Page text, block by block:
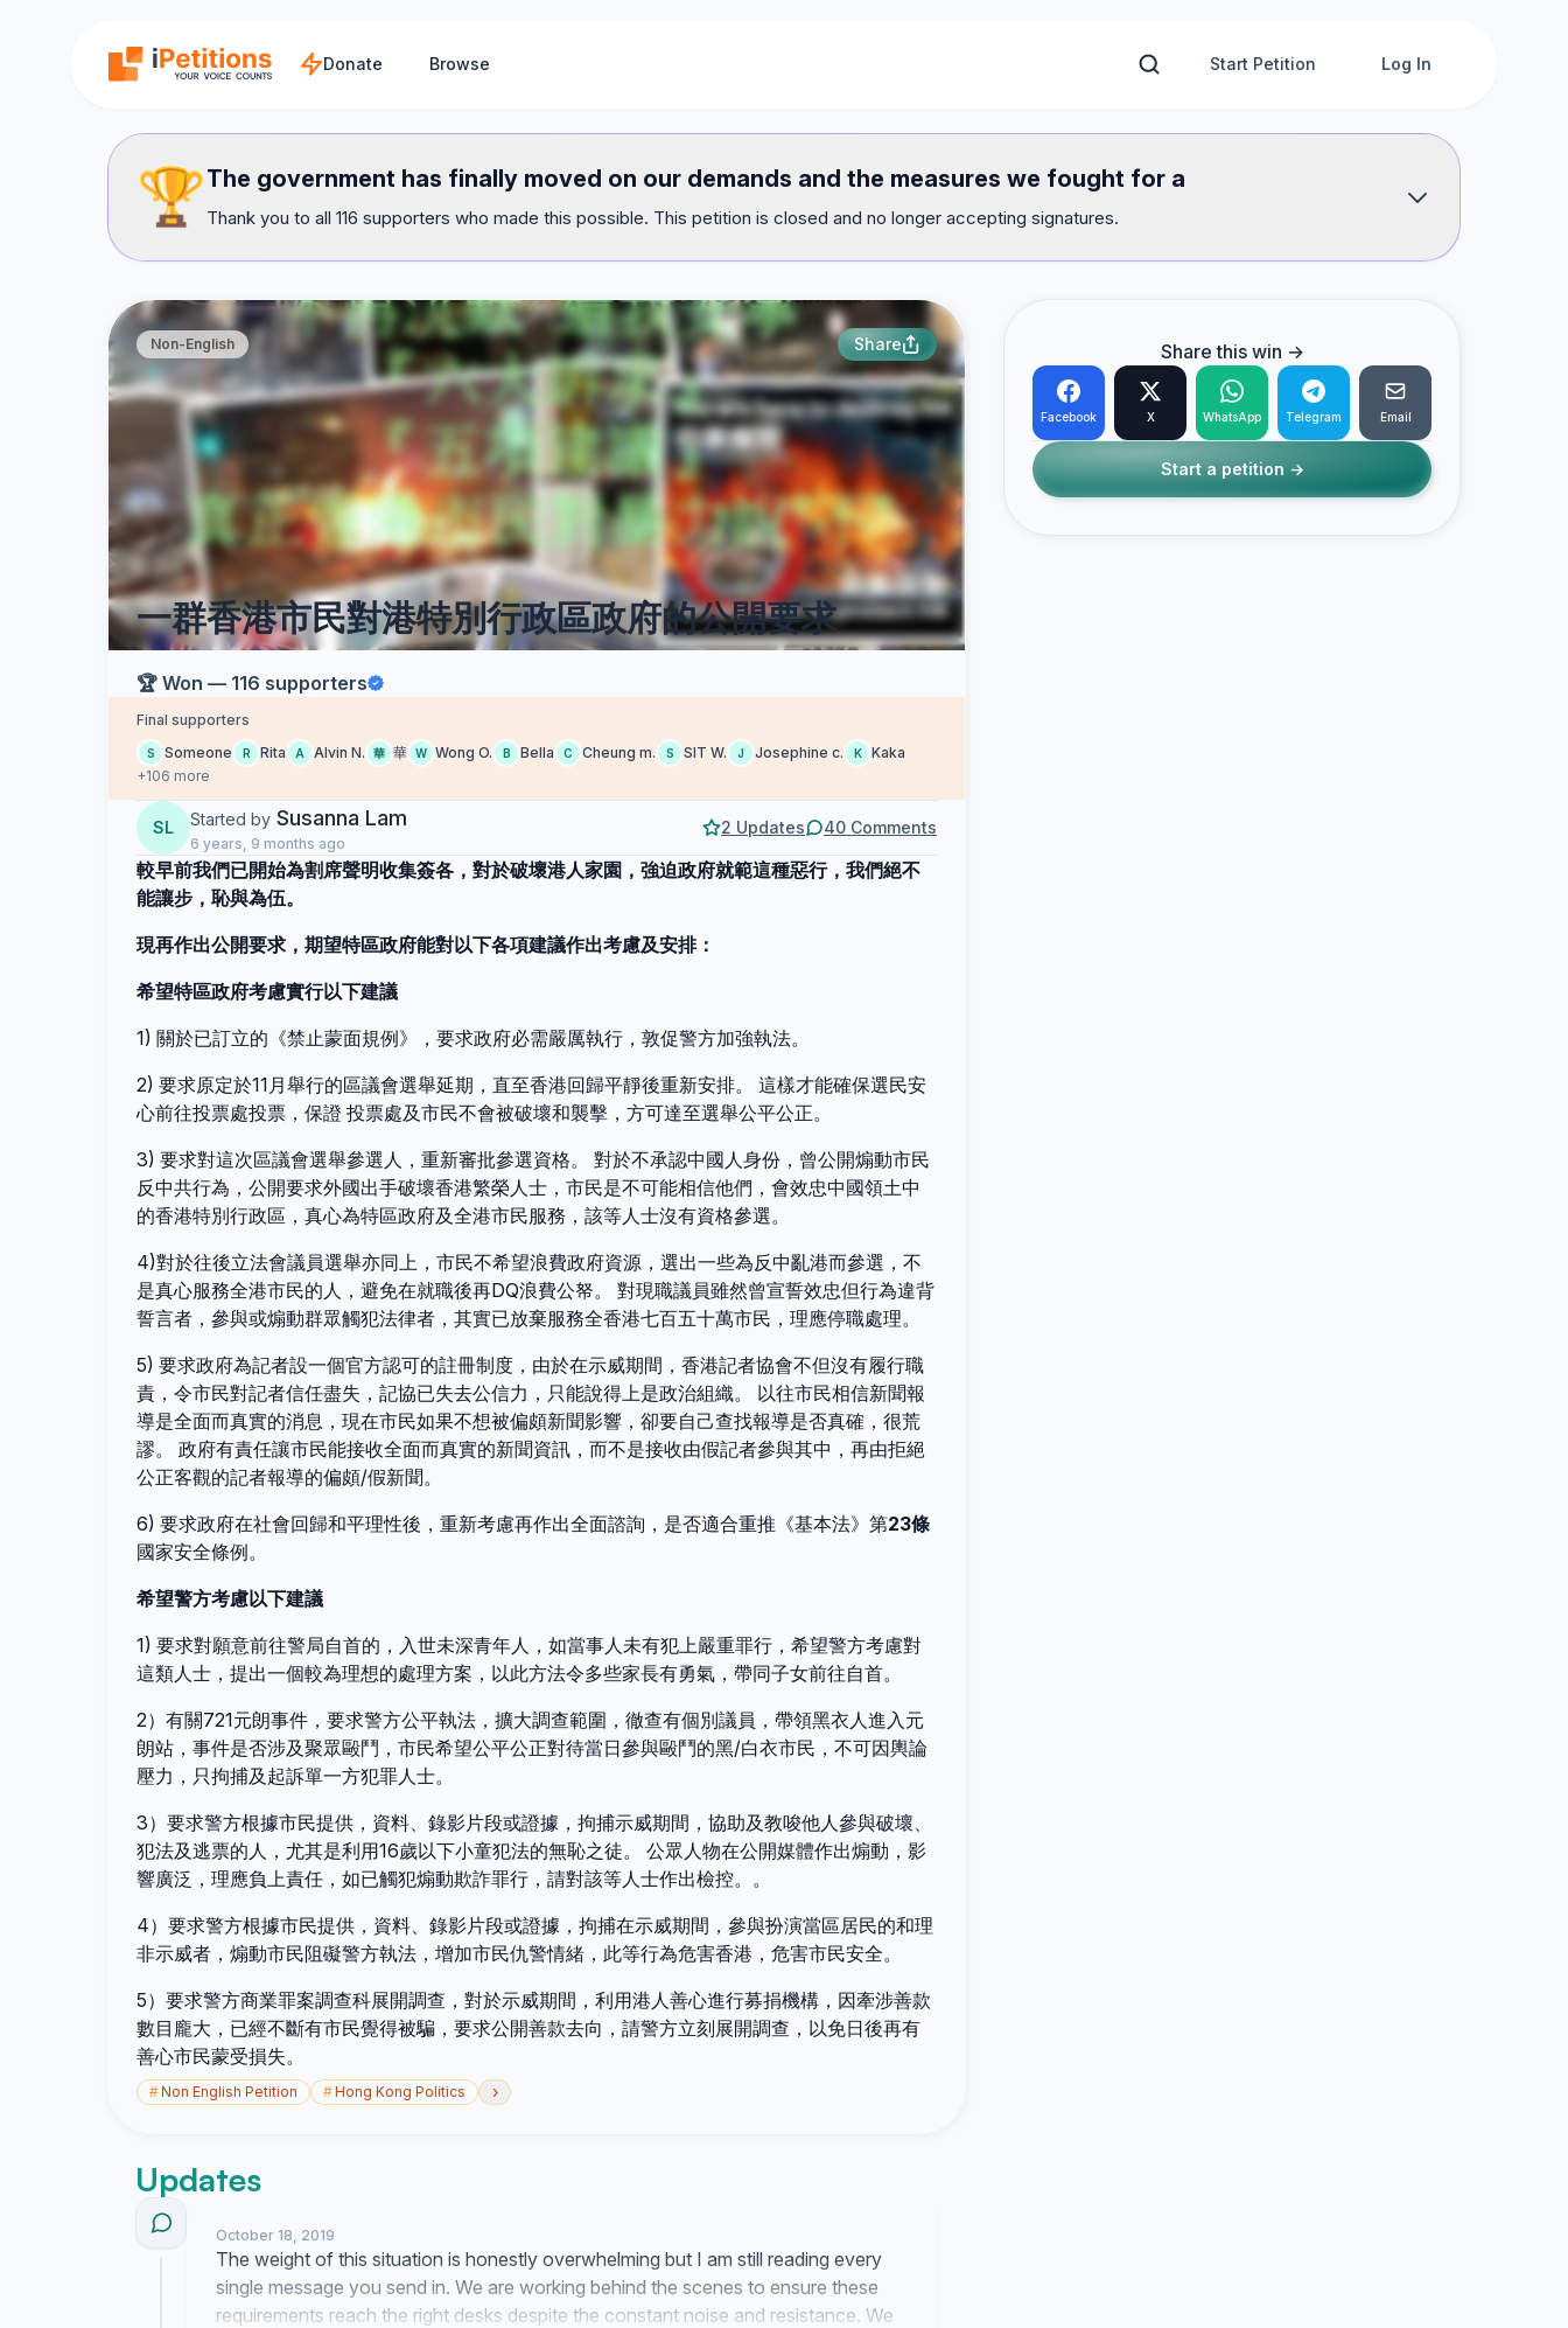
Donate Browse Start Petition Log In
🏆The government has finally moved on our demands and the measures we fought for a
Thank you to all 116 supporters who made this possible. This petition is closed and no longer accepting signatures.
Non-English Share
一群香港市民對港特別行政區政府的公開要求
🏆 Won — 116 supporters
Final supporters
S Someone R Rita A Alvin N. 華 華 W Wong O. B Bella C Cheung m. S SIT W. J Josephine c. K
Kaka
+106 more
SL Started by Susanna Lam
6 years, 9 months ago
2 Updates 40 Comments
較早前我們已開始為割席聲明收集簽各，對於破壞港人家園，強迫政府就範這種惡行，我們絕不
能讓步，恥與為伍。
現再作出公開要求，期望特區政府能對以下各項建議作出考慮及安排：
希望特區政府考慮實行以下建議
1) 關於已訂立的《禁止蒙面規例》，要求政府必需嚴厲執行，敦促警方加強執法。
2) 要求原定於11月舉行的區議會選舉延期，直至香港回歸平靜後重新安排。 這樣才能確保選民安
心前往投票處投票，保證 投票處及市民不會被破壞和襲擊，方可達至選舉公平公正。
3) 要求對這次區議會選舉參選人，重新審批參選資格。 對於不承認中國人身份，曾公開煽動市民
反中共行為，公開要求外國出手破壞香港繁榮人士，市民是不可能相信他們，會效忠中國領土中
的香港特別行政區，真心為特區政府及全港市民服務，該等人士沒有資格參選。
4)對於往後立法會議員選舉亦同上，市民不希望浪費政府資源，選出一些為反中亂港而參選，不
是真心服務全港市民的人，避免在就職後再DQ浪費公帑。 對現職議員雖然曾宣誓效忠但行為違背
誓言者，參與或煽動群眾觸犯法律者，其實已放棄服務全香港七百五十萬市民，理應停職處理。
5) 要求政府為記者設一個官方認可的註冊制度，由於在示威期間，香港記者協會不但沒有履行職
責，令市民對記者信任盡失，記協已失去公信力，只能說得上是政治組織。 以往市民相信新聞報
導是全面而真實的消息，現在市民如果不想被偏頗新聞影響，卻要自己查找報導是否真確，很荒
謬。 政府有責任讓市民能接收全面而真實的新聞資訊，而不是接收由假記者參與其中，再由拒絕
公正客觀的記者報導的偏頗/假新聞。
6) 要求政府在社會回歸和平理性後，重新考慮再作出全面諮詢，是否適合重推《基本法》第23條
國家安全條例。
希望警方考慮以下建議
1) 要求對願意前往警局自首的，入世未深青年人，如當事人未有犯上嚴重罪行，希望警方考慮對
這類人士，提出一個較為理想的處理方案，以此方法令多些家長有勇氣，帶同子女前往自首。
2）有關721元朗事件，要求警方公平執法，擴大調查範圍，徹查有個別議員，帶領黑衣人進入元
朗站，事件是否涉及聚眾毆鬥，市民希望公平公正對待當日參與毆鬥的黑/白衣市民，不可因輿論
壓力，只拘捕及起訴單一方犯罪人士。
3）要求警方根據市民提供，資料、錄影片段或證據，拘捕示威期間，協助及教唆他人參與破壞、
犯法及逃票的人，尤其是利用16歲以下小童犯法的無恥之徒。 公眾人物在公開媒體作出煽動，影
響廣泛，理應負上責任，如已觸犯煽動欺詐罪行，請對該等人士作出檢控。。
4）要求警方根據市民提供，資料、錄影片段或證據，拘捕在示威期間，參與扮演當區居民的和理
非示威者，煽動市民阻礙警方執法，增加市民仇警情緒，此等行為危害香港，危害市民安全。
5）要求警方商業罪案調查科展開調查，對於示威期間，利用港人善心進行募捐機構，因牽涉善款
數目龐大，已經不斷有市民覺得被騙，要求公開善款去向，請警方立刻展開調查，以免日後再有
善心市民蒙受損失。
#Non English Petition #Hong Kong Politics ›
Updates
October 18, 2019
The weight of this situation is honestly overwhelming but I am still reading every
single message you send in. We are working behind the scenes to ensure these
requirements reach the right desks despite the constant noise and resistance. We
Share this win →
Facebook X WhatsApp Telegram Email
Start a petition →